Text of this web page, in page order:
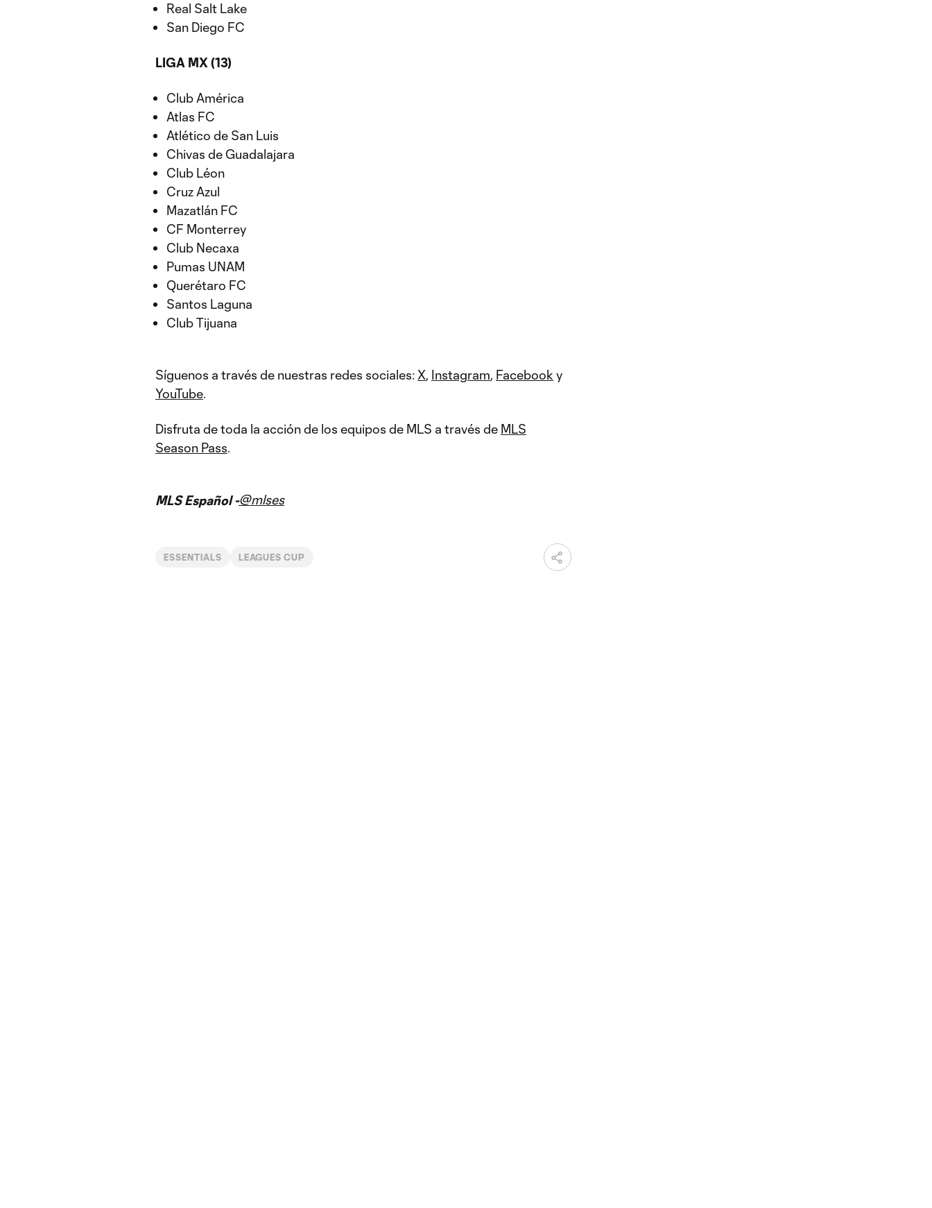
Real Salt Lake
San Diego FC
LIGA MX (13)
Club América
Atlas FC
Atlético de San Luis
Chivas de Guadalajara
Club Léon
Cruz Azul
Mazatlán FC
CF Monterrey
Club Necaxa
Pumas UNAM
Querétaro FC
Santos Laguna
Club Tijuana
Síguenos a través de nuestras redes sociales: X, Instagram, Facebook y
YouTube.
Disfruta de toda la acción de los equipos de MLS a través de MLS
Season Pass.
MLS Español -@mlses
ESSENTIALS LEAGUES CUP